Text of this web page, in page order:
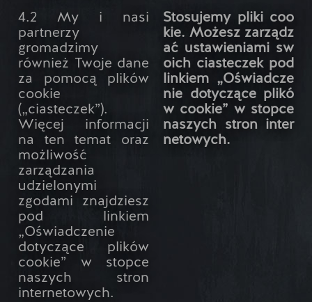
4.2 My i nasi
partnerzy
gromadzimy
również Twoje dane
za pomocą plików
cookie
(„ciasteczek”).
Więcej informacji
na ten temat oraz
możliwość
zarządzania
udzielonymi
zgodami znajdziesz
pod linkiem
„Oświadczenie
dotyczące plików
cookie” w stopce
naszych stron
internetowych.
Stosujemy pliki coo
kie. Możesz zarządz
ać ustawieniami sw
oich ciasteczek pod
linkiem „Oświadcze
nie dotyczące plikó
w cookie” w stopce
naszych stron inter
netowych.